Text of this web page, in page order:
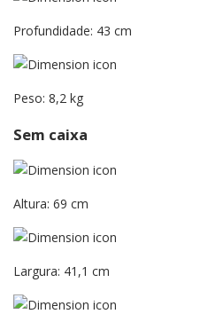
Profundidade: 43 cm
Peso: 8,2 kg
Sem caixa
Altura: 69 cm
Largura: 41,1 cm